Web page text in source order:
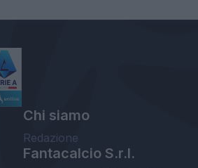
Chi siamo
Redazione
Fantacalcio S.r.l.